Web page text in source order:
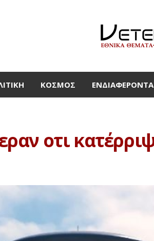
ΚΌΣΜΟΣ
οτι